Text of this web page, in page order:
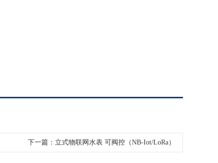
下一篇：立式物联网水表 可阀控（NB-Iot/LoRa）